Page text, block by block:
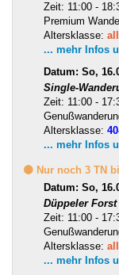
Zeit: 11:00 -
Premium
Altersklasse:
... mehr Infos
Datum: So,
Single-
Zeit: 11:00 -
Altersklasse:
... mehr Infos
🟡 Nur noch 3 TN
Datum: So,
Düppeler
Zeit: 11:00 -
Altersklasse:
... mehr Infos